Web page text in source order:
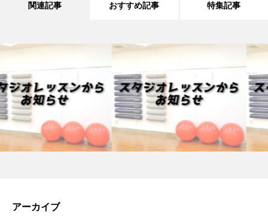
関連記事 おすすめ記事 特集記事
アーカイブ